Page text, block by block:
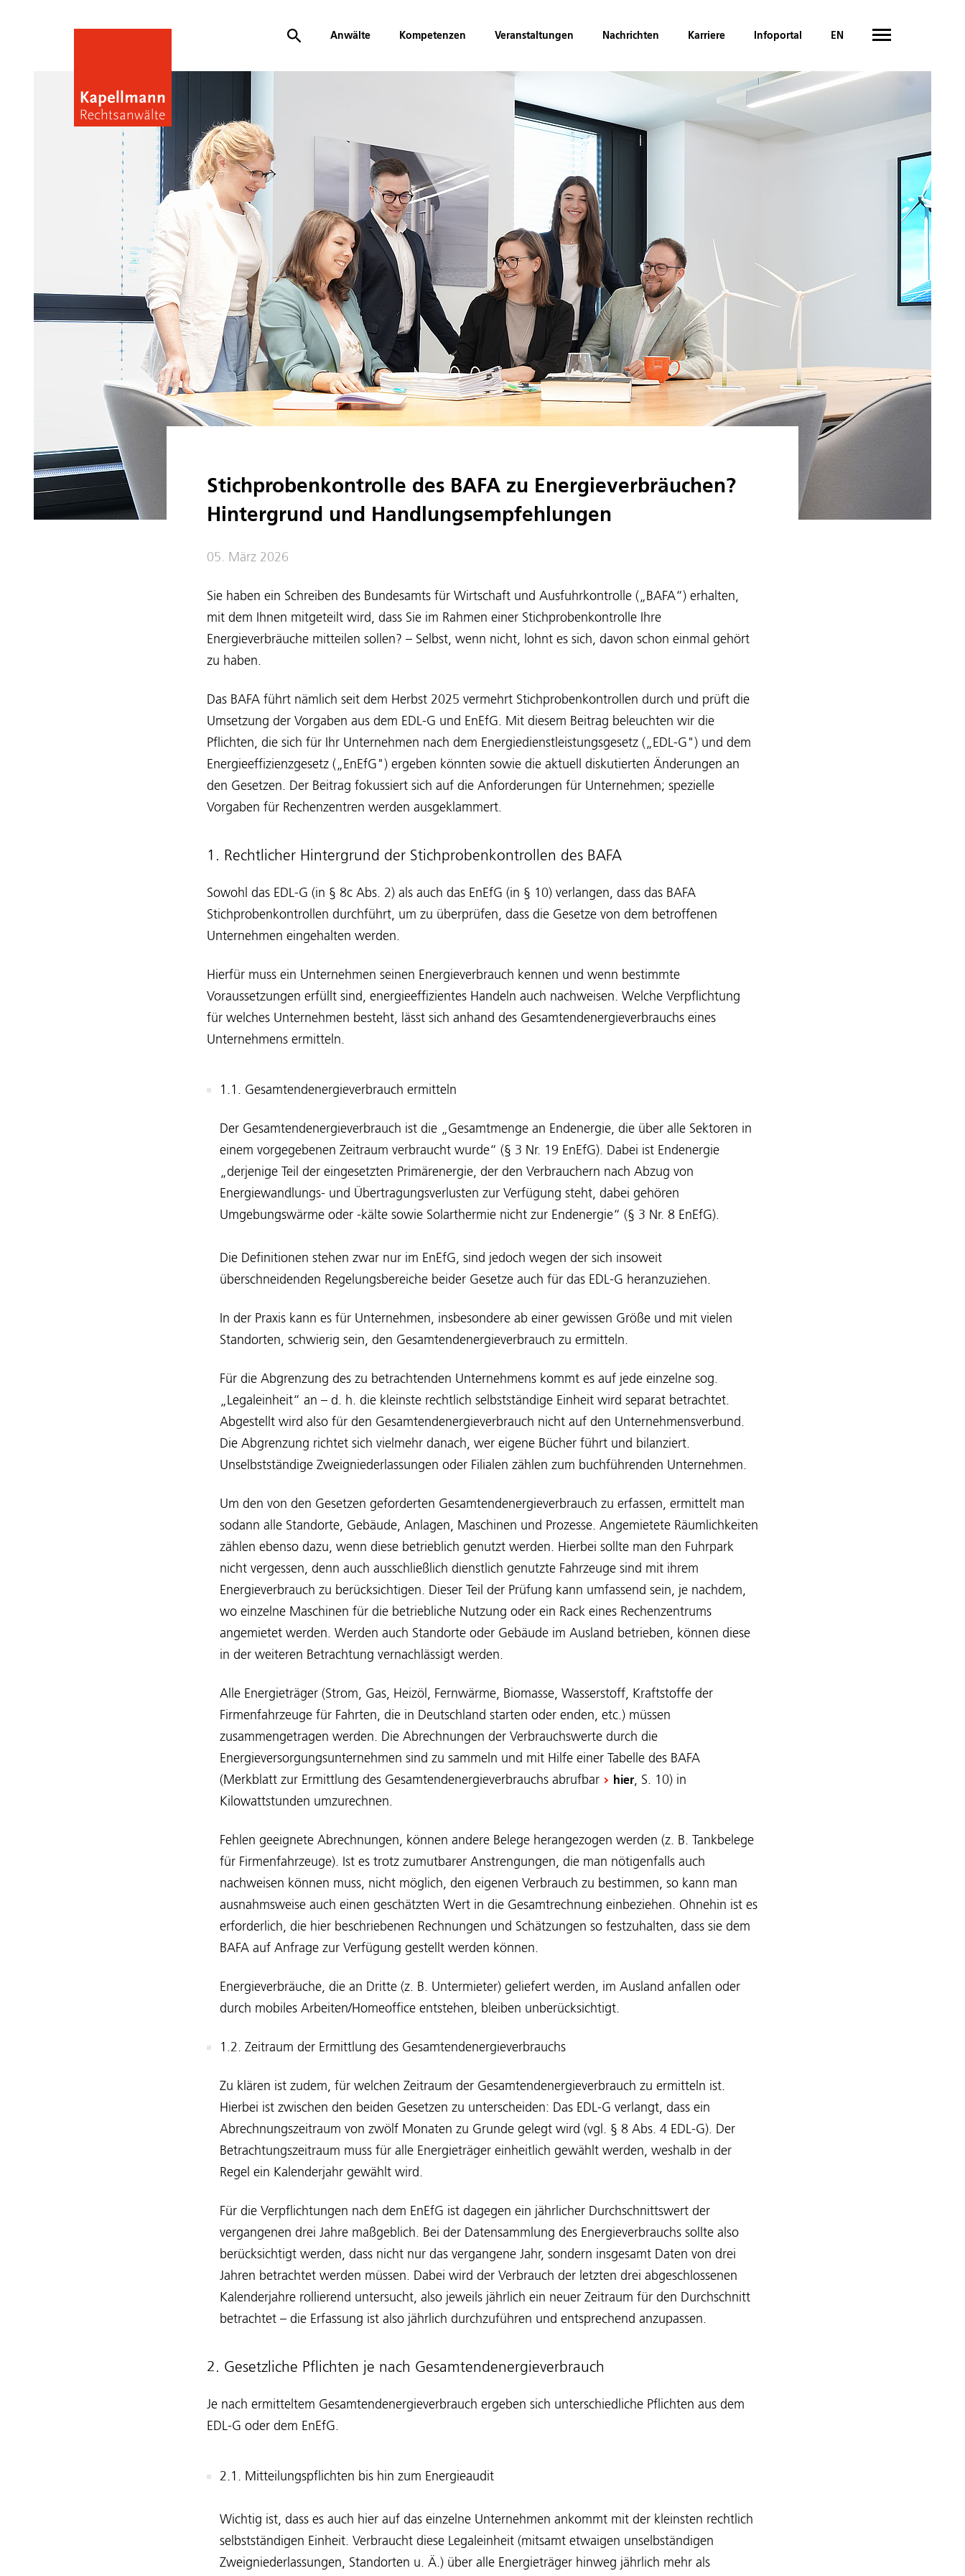
Anwälte Kompetenzen Veranstaltungen Nachrichten Karriere Infoportal EN
Stichprobenkontrolle des BAFA zu Energieverbräuchen?
Hintergrund und Handlungsempfehlungen
05. März 2026
Sie haben ein Schreiben des Bundesamts für Wirtschaft und Ausfuhrkontrolle („BAFA“) erhalten,
mit dem Ihnen mitgeteilt wird, dass Sie im Rahmen einer Stichprobenkontrolle Ihre
Energieverbräuche mitteilen sollen? – Selbst, wenn nicht, lohnt es sich, davon schon einmal gehört
zu haben.
Das BAFA führt nämlich seit dem Herbst 2025 vermehrt Stichprobenkontrollen durch und prüft die
Umsetzung der Vorgaben aus dem EDL-G und EnEfG. Mit diesem Beitrag beleuchten wir die
Pflichten, die sich für Ihr Unternehmen nach dem Energiedienstleistungsgesetz („EDL-G") und dem
Energieeffizienzgesetz („EnEfG") ergeben könnten sowie die aktuell diskutierten Änderungen an
den Gesetzen. Der Beitrag fokussiert sich auf die Anforderungen für Unternehmen; spezielle
Vorgaben für Rechenzentren werden ausgeklammert.
1. Rechtlicher Hintergrund der Stichprobenkontrollen des BAFA
Sowohl das EDL-G (in § 8c Abs. 2) als auch das EnEfG (in § 10) verlangen, dass das BAFA
Stichprobenkontrollen durchführt, um zu überprüfen, dass die Gesetze von dem betroffenen
Unternehmen eingehalten werden.
Hierfür muss ein Unternehmen seinen Energieverbrauch kennen und wenn bestimmte
Voraussetzungen erfüllt sind, energieeffizientes Handeln auch nachweisen. Welche Verpflichtung
für welches Unternehmen besteht, lässt sich anhand des Gesamtendenergieverbrauchs eines
Unternehmens ermitteln.
1.1. Gesamtendenergieverbrauch ermitteln
Der Gesamtendenergieverbrauch ist die „Gesamtmenge an Endenergie, die über alle Sektoren in
einem vorgegebenen Zeitraum verbraucht wurde“ (§ 3 Nr. 19 EnEfG). Dabei ist Endenergie
„derjenige Teil der eingesetzten Primärenergie, der den Verbrauchern nach Abzug von
Energiewandlungs- und Übertragungsverlusten zur Verfügung steht, dabei gehören
Umgebungswärme oder -kälte sowie Solarthermie nicht zur Endenergie“ (§ 3 Nr. 8 EnEfG).
Die Definitionen stehen zwar nur im EnEfG, sind jedoch wegen der sich insoweit
überschneidenden Regelungsbereiche beider Gesetze auch für das EDL-G heranzuziehen.
In der Praxis kann es für Unternehmen, insbesondere ab einer gewissen Größe und mit vielen
Standorten, schwierig sein, den Gesamtendenergieverbrauch zu ermitteln.
Für die Abgrenzung des zu betrachtenden Unternehmens kommt es auf jede einzelne sog.
„Legaleinheit“ an – d. h. die kleinste rechtlich selbstständige Einheit wird separat betrachtet.
Abgestellt wird also für den Gesamtendenergieverbrauch nicht auf den Unternehmensverbund.
Die Abgrenzung richtet sich vielmehr danach, wer eigene Bücher führt und bilanziert.
Unselbstständige Zweigniederlassungen oder Filialen zählen zum buchführenden Unternehmen.
Um den von den Gesetzen geforderten Gesamtendenergieverbrauch zu erfassen, ermittelt man
sodann alle Standorte, Gebäude, Anlagen, Maschinen und Prozesse. Angemietete Räumlichkeiten
zählen ebenso dazu, wenn diese betrieblich genutzt werden. Hierbei sollte man den Fuhrpark
nicht vergessen, denn auch ausschließlich dienstlich genutzte Fahrzeuge sind mit ihrem
Energieverbrauch zu berücksichtigen. Dieser Teil der Prüfung kann umfassend sein, je nachdem,
wo einzelne Maschinen für die betriebliche Nutzung oder ein Rack eines Rechenzentrums
angemietet werden. Werden auch Standorte oder Gebäude im Ausland betrieben, können diese
in der weiteren Betrachtung vernachlässigt werden.
Alle Energieträger (Strom, Gas, Heizöl, Fernwärme, Biomasse, Wasserstoff, Kraftstoffe der
Firmenfahrzeuge für Fahrten, die in Deutschland starten oder enden, etc.) müssen
zusammengetragen werden. Die Abrechnungen der Verbrauchswerte durch die
Energieversorgungsunternehmen sind zu sammeln und mit Hilfe einer Tabelle des BAFA
(Merkblatt zur Ermittlung des Gesamtendenergieverbrauchs abrufbar
hier, S. 10) in
Kilowattstunden umzurechnen.
Fehlen geeignete Abrechnungen, können andere Belege herangezogen werden (z. B. Tankbelege
für Firmenfahrzeuge). Ist es trotz zumutbarer Anstrengungen, die man nötigenfalls auch
nachweisen können muss, nicht möglich, den eigenen Verbrauch zu bestimmen, so kann man
ausnahmsweise auch einen geschätzten Wert in die Gesamtrechnung einbeziehen. Ohnehin ist es
erforderlich, die hier beschriebenen Rechnungen und Schätzungen so festzuhalten, dass sie dem
BAFA auf Anfrage zur Verfügung gestellt werden können.
Energieverbräuche, die an Dritte (z. B. Untermieter) geliefert werden, im Ausland anfallen oder
durch mobiles Arbeiten/Homeoffice entstehen, bleiben unberücksichtigt.
1.2. Zeitraum der Ermittlung des Gesamtendenergieverbrauchs
Zu klären ist zudem, für welchen Zeitraum der Gesamtendenergieverbrauch zu ermitteln ist.
Hierbei ist zwischen den beiden Gesetzen zu unterscheiden: Das EDL-G verlangt, dass ein
Abrechnungszeitraum von zwölf Monaten zu Grunde gelegt wird (vgl. § 8 Abs. 4 EDL-G). Der
Betrachtungszeitraum muss für alle Energieträger einheitlich gewählt werden, weshalb in der
Regel ein Kalenderjahr gewählt wird.
Für die Verpflichtungen nach dem EnEfG ist dagegen ein jährlicher Durchschnittswert der
vergangenen drei Jahre maßgeblich. Bei der Datensammlung des Energieverbrauchs sollte also
berücksichtigt werden, dass nicht nur das vergangene Jahr, sondern insgesamt Daten von drei
Jahren betrachtet werden müssen. Dabei wird der Verbrauch der letzten drei abgeschlossenen
Kalenderjahre rollierend untersucht, also jeweils jährlich ein neuer Zeitraum für den Durchschnitt
betrachtet – die Erfassung ist also jährlich durchzuführen und entsprechend anzupassen.
2. Gesetzliche Pflichten je nach Gesamtendenergieverbrauch
Je nach ermitteltem Gesamtendenergieverbrauch ergeben sich unterschiedliche Pflichten aus dem
EDL-G oder dem EnEfG.
2.1. Mitteilungspflichten bis hin zum Energieaudit
Wichtig ist, dass es auch hier auf das einzelne Unternehmen ankommt mit der kleinsten rechtlich
selbstständigen Einheit. Verbraucht diese Legaleinheit (mitsamt etwaigen unselbständigen
Zweigniederlassungen, Standorten u. Ä.) über alle Energieträger hinweg jährlich mehr als